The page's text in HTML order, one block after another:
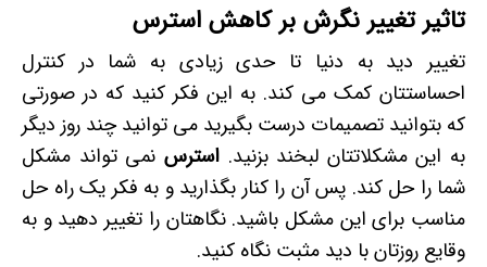
تاثیر تغییر نگرش بر کاهش استرس
تغییر دید به دنیا تا حدی زیادی به شما در کنترل
احساستتان کمک می کند. به این فکر کنید که در صورتی
که بتوانید تصمیمات درست بگیرید می توانید چند روز دیگر
به این مشکلاتتان لبخند بزنید. استرس نمی تواند مشکل
شما را حل کند. پس آن را کنار بگذارید و به فکر یک راه حل
مناسب برای این مشکل باشید. نگاهتان را تغییر دهید و به
وقایع روزتان با دید مثبت نگاه کنید.